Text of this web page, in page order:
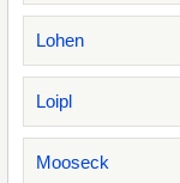
Lohen
Loipl
Mooseck